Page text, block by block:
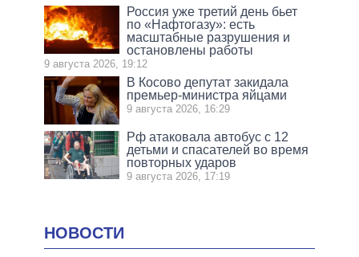
Россия уже третий день бьет
по «Нафтогазу»: есть
масштабные разрушения и
остановлены работы
9 августа 2026, 19:12
В Косово депутат закидала
премьер-министра яйцами
9 августа 2026, 16:29
Рф атаковала автобус с 12
детьми и спасателей во время
повторных ударов
9 августа 2026, 17:19
НОВОСТИ